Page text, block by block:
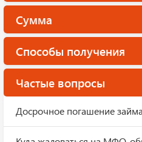
Сумма
Способы получения
Частые вопросы
Досрочное погашение